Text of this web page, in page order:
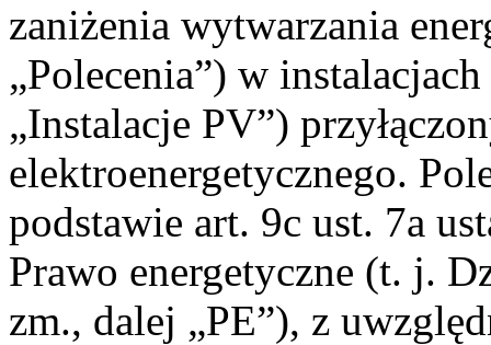
zaniżenia wytwarzania
„Polecenia”) w
„Instalacje PV”)
elektroenergetycznego.
podstawie art. 9c ust. 7a
Prawo energetyczne (t. j.
zm., dalej „PE”), z